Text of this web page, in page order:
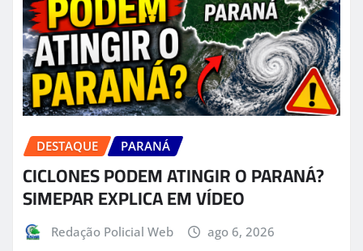
DESTAQUE PARANÁ
CICLONES PODEM ATINGIR O PARANÁ?
SIMEPAR EXPLICA EM VÍDEO
Redação Policial Web ago 6, 2026